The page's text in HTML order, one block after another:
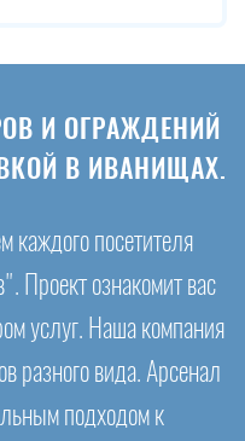
И ОГРАЖДЕНИЙ
В ИВАНИЩАХ.
каждого посетителя
Проект ознакомит вас
услуг. Наша компания
разного вида. Арсенал
подходом к